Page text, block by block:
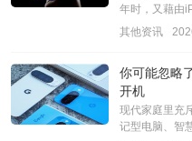
年时，又藉由
其他资讯
你可能忽略
开机
现代家庭里充
记型电脑、智